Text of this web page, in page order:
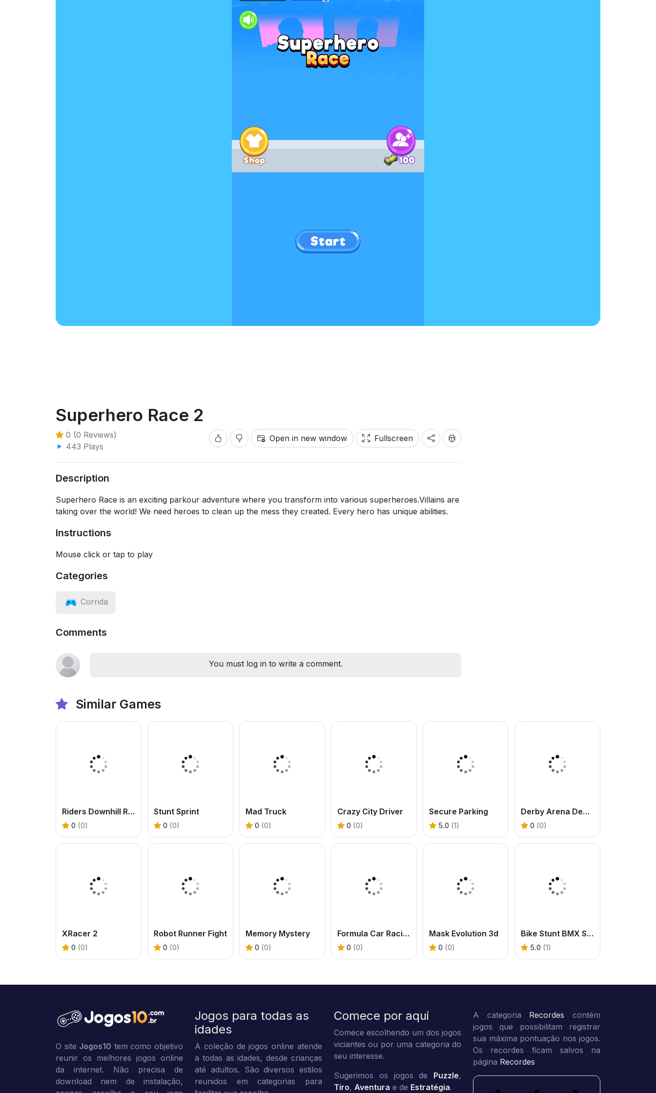
Superhero Race 2
0 (0 Reviews)
443 Plays
Open in new window Fullscreen
Description
Superhero Race is an exciting parkour adventure where you transform into various superheroes.Villains are
taking over the world! We need heroes to clean up the mess they created. Every hero has unique abilities.
Instructions
Mouse click or tap to play
Categories
Corrida
Comments
You must log in to write a comment.
Similar Games
Riders Downhill Racing
0 (0)
Stunt Sprint
0 (0)
Mad Truck
0 (0)
Crazy City Driver
0 (0)
Secure Parking
5.0 (1)
Derby Arena Demolition 2022
0 (0)
XRacer 2
0 (0)
Robot Runner Fight
0 (0)
Memory Mystery
0 (0)
Formula Car Racing Games
0 (0)
Mask Evolution 3d
0 (0)
Bike Stunt BMX Simulator
5.0 (1)
O site Jogos10 tem como objetivo
reunir os melhores jogos online
da internet. Não precisa de
download nem de instalação,
Jogos para todas as
idades
A coleção de jogos online atende
a todas as idades, desde crianças
até adultos. São diversos estilos
reunidos em categorias para
Comece por aqui
Comece escolhendo um dos jogos
viciantes ou por uma categoria do
seu interesse.
Sugerimos os jogos de Puzzle,
Tiro, Aventura e de Estratégia.
A categoria Recordes contém
jogos que possibilitam registrar
sua máxima pontuação nos jogos.
Os recordes ficam salvos na
página Recordes